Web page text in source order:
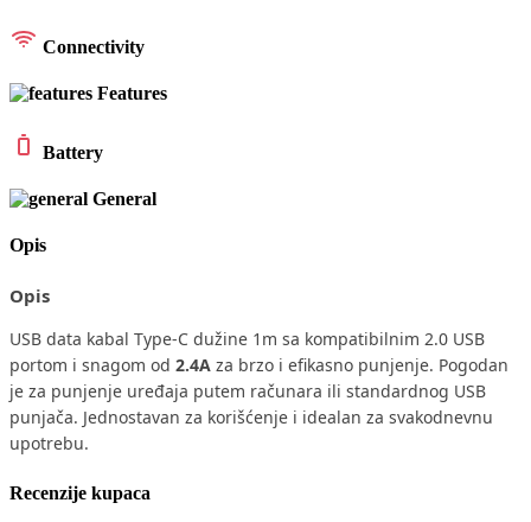
Connectivity
Features
Battery
General
Opis
Opis
USB data kabal Type-C dužine 1m sa kompatibilnim 2.0 USB
portom i snagom od 2.4A za brzo i efikasno punjenje. Pogodan
je za punjenje uređaja putem računara ili standardnog USB
punjača. Jednostavan za korišćenje i idealan za svakodnevnu
upotrebu.
Recenzije kupaca